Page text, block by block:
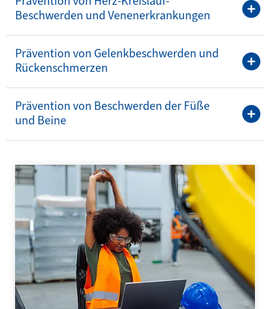
Beschwerden und Venenerkrankungen
Prävention von Gelenkbeschwerden und
Rückenschmerzen
Prävention von Beschwerden der Füße
und Beine